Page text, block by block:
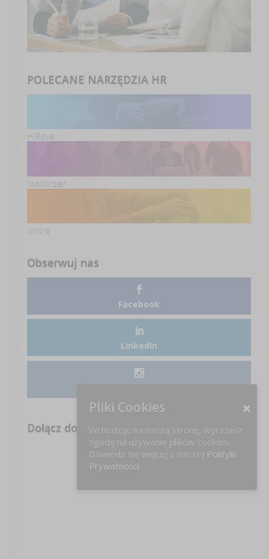
POLECANE NARZĘDZIA HR
HRsys
Motivizer
Inhire
Obserwuj nas
Facebook
LinkedIn
Dołącz do nas na FB!
Pliki Cookies
Wchodząc na naszą stronę, wyrażasz
zgodę na używanie plików cookies.
Dowiedz się więcej z naszej Polityki
Prywatności